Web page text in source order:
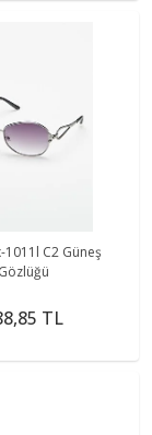
1011l C2 Güneş
Gözlüğü
TL